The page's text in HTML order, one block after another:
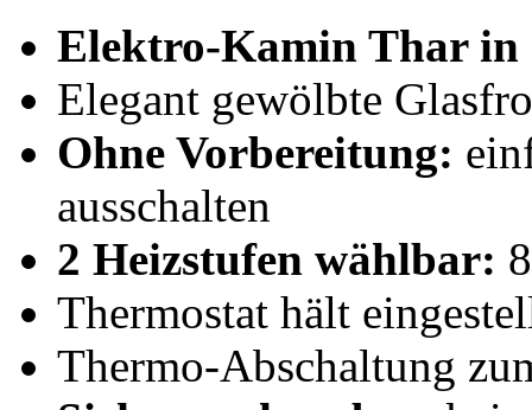
Elektro-Kamin Thar in
Elegant gewölbte
Ohne Vorbereitung:
ausschalten
2 Heizstufen wählbar:
Thermostat hält
Thermo-Abschaltung